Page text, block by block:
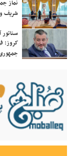
نماز
شریف و
کروز: